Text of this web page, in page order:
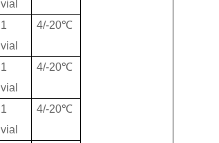
vial
1
vial
4/-20℃
1
vial
4/-20℃
1
vial
4/-20℃